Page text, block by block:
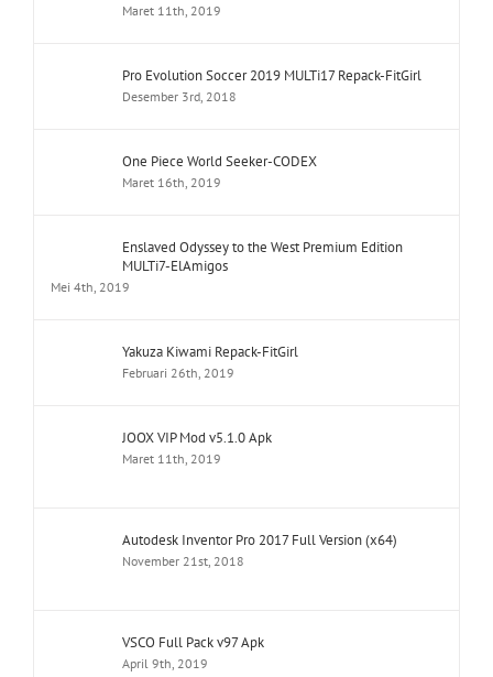
Maret 11th, 2019
Pro Evolution Soccer 2019 MULTi17 Repack-FitGirl
Desember 3rd, 2018
One Piece World Seeker-CODEX
Maret 16th, 2019
Enslaved Odyssey to the West Premium Edition
MULTi7-ElAmigos
Mei 4th, 2019
Yakuza Kiwami Repack-FitGirl
Februari 26th, 2019
JOOX VIP Mod v5.1.0 Apk
Maret 11th, 2019
Autodesk Inventor Pro 2017 Full Version (x64)
November 21st, 2018
VSCO Full Pack v97 Apk
April 9th, 2019